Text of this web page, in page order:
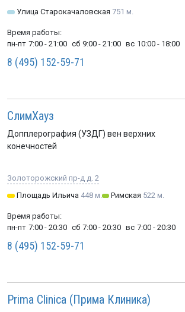
Улица Старокачаловская 751 м.
Время работы:
пн-пт 7:00 - 21:00 сб 9:00 - 21:00 вс 10:00 - 18:00
8 (495) 152-59-71
СлимХауз
Допплерография (УЗДГ) вен верхних
конечностей
Золоторожский пр-д д. 2
Площадь Ильича 448 м. Римская 522 м.
Время работы:
пн-пт 7:00 - 20:30 сб 7:00 - 20:30 вс 7:00 - 20:30
8 (495) 152-59-71
Prima Clinica (Прима Клиника)